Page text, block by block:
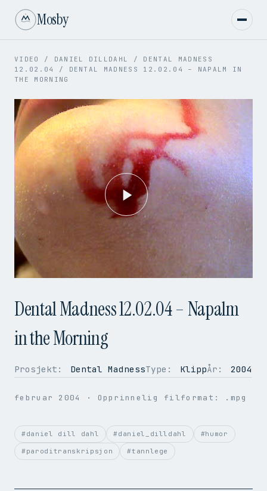
Mosby
VIDEO / DANIEL DILLDAHL / DENTAL MADNESS
12.02.04
/
DENTAL MADNESS 12.02.04 – NAPALM IN
THE MORNING
Play
Video
OPPLØSNING 320 × 240
H.264
BITRATE 857 kbps
FILSTØRRELSE 2.9 MB
OPPRINNELIG .mpg → .mp4
Dental Madness 12.02.04 – Napalm
in the Morning
Prosjekt: Dental MadnessType: KlippÅr: 2004
februar 2004 · Opprinnelig filformat: .mpg
#daniel dill dahl #daniel_dilldahl #humor
#paroditranskripsjon #tannlege